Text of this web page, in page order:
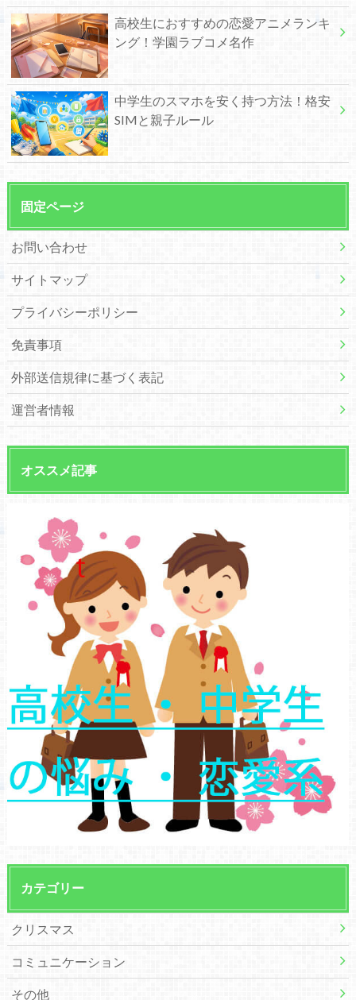
高校生におすすめの恋愛アニメランキ
ング！学園ラブコメ名作
中学生のスマホを安く持つ方法！格安
SIMと親子ルール
固定ページ
お問い合わせ
サイトマップ
プライバシーポリシー
免責事項
外部送信規律に基づく表記
運営者情報
オススメ記事
カテゴリー
クリスマス
コミュニケーション
その他